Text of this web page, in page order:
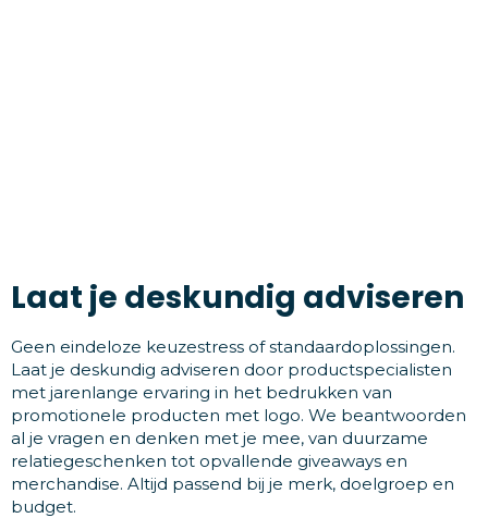
Laat je deskundig adviseren
Geen eindeloze keuzestress of standaardoplossingen.
Laat je deskundig adviseren door productspecialisten
met jarenlange ervaring in het bedrukken van
promotionele producten met logo. We beantwoorden
al je vragen en denken met je mee, van duurzame
relatiegeschenken tot opvallende giveaways en
merchandise. Altijd passend bij je merk, doelgroep en
budget.